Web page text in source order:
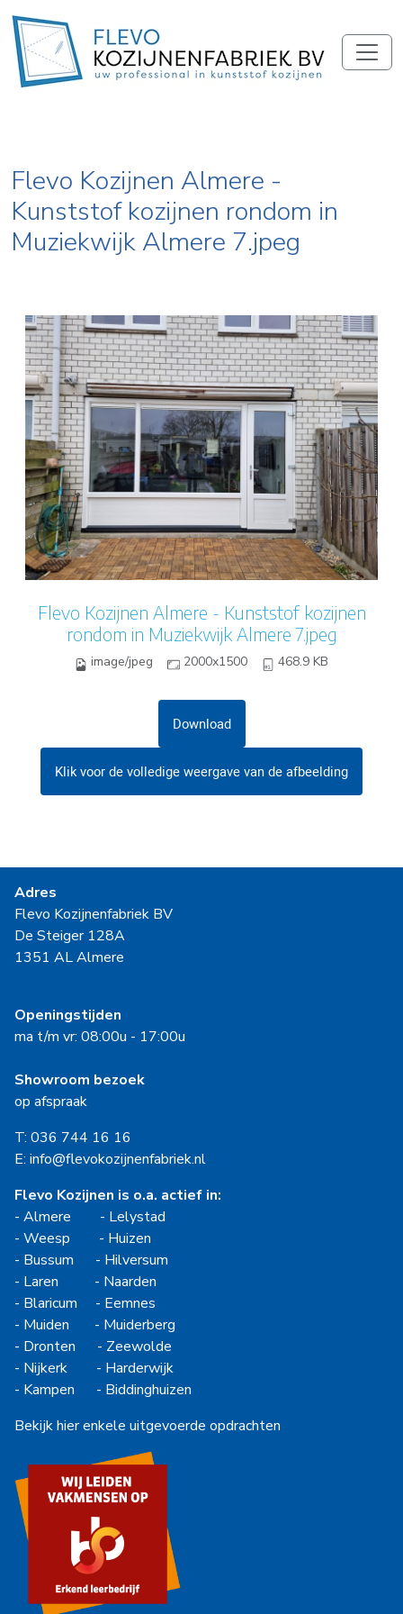
Flevo Kozijnen Almere -
Kunststof kozijnen rondom in
Muziekwijk Almere 7.jpeg
Flevo Kozijnen Almere - Kunststof kozijnen
rondom in Muziekwijk Almere 7.jpeg
image/jpeg 2000x1500 468.9 KB
Download
Klik voor de volledige weergave van de afbeelding
Adres
Flevo Kozijnenfabriek BV
De Steiger 128A
1351 AL Almere
Openingstijden
ma t/m vr: 08:00u - 17:00u
Showroom bezoek
op afspraak
T: 036 744 16 16
E: info@flevokozijnenfabriek.nl
Flevo Kozijnen is o.a. actief in:
- Almere - Lelystad
- Weesp - Huizen
- Bussum - Hilversum
- Laren - Naarden
- Blaricum - Eemnes
- Muiden - Muiderberg
- Dronten - Zeewolde
- Nijkerk - Harderwijk
- Kampen - Biddinghuizen
Bekijk hier enkele uitgevoerde opdrachten